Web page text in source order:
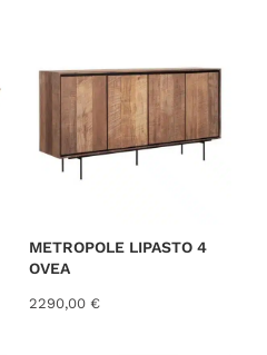
METROPOLE LIPASTO 4
OVEA
2290,00 €